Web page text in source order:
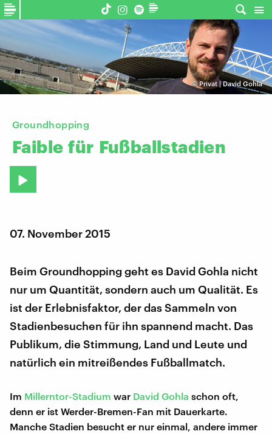
©Privat | David Gohla
Groundhopping
Faible für Fußballstadien
07. November 2015
Beim Groundhopping geht es David Gohla nicht
nur um Quantität, sondern auch um Qualität. Es
ist der Erlebnisfaktor, der das Sammeln von
Stadienbesuchen für ihn spannend macht. Das
Publikum, die Stimmung, Land und Leute und
natürlich ein mitreißendes Fußballmatch.
Im Millerntor-Stadium war David Gohla schon oft,
denn er ist Werder-Bremen-Fan mit Dauerkarte.
Manche Stadien besucht er nur einmal, andere immer